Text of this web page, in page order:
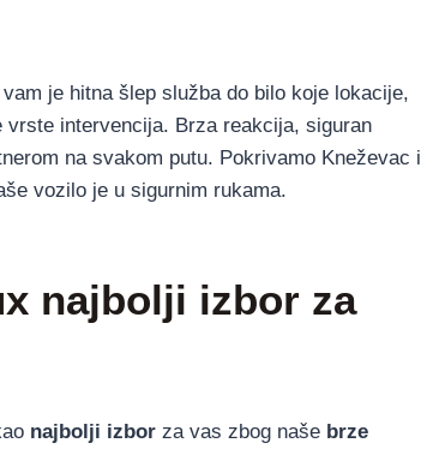
je hitna šlep služba do bilo koje lokacije,
intervencija. Brza reakcija, siguran
na svakom putu. Pokrivamo Kneževac i
vozilo je u sigurnim rukama.
najbolji izbor za
najbolji izbor za vas zbog naše brze